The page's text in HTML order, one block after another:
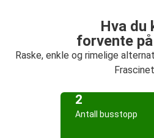
Hva du
forvente
Raske, enkle og rimelige
2
Antall busstopp